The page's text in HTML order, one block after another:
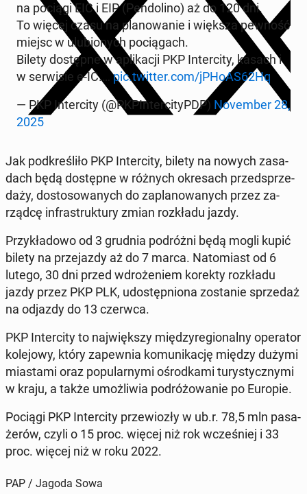
na pociągi EIC i EIP (Pen­do­li­no) aż do 120 dni.
To więcej czasu na pla­no­wa­nie i większa pewność
miejsc w ulu­bio­nych po­cią­gach.
Bilety do­stęp­ne w apli­ka­cji PKP In­ter­ci­ty, kasach i
w ser­wi­sie e-IC.…pic.twitter.com/jPHoAS62Hq
— PKP In­ter­ci­ty (@PKPIn­ter­ci­tyPDP) No­vem­ber 28,
2025
Jak pod­kre­śli­ło PKP In­ter­ci­ty, bilety na nowych za­sa­
dach będą do­stęp­ne w różnych okre­sach przed­sprze­
da­ży, do­sto­so­wa­nych do za­pla­no­wa­nych przez za­
rząd­cę in­fra­struk­tu­ry zmian roz­kła­du jazdy.
Przy­kła­do­wo od 3 grudnia po­dróż­ni będą mogli kupić
bilety na prze­jaz­dy aż do 7 marca. Na­to­miast od 6
lutego, 30 dni przed wdro­że­niem korekty roz­kła­du
jazdy przez PKP PLK, udo­stęp­nio­na zo­sta­nie sprze­daż
na odjazdy do 13 czerwca.
PKP In­ter­ci­ty to naj­więk­szy mię­dzy­re­gio­nal­ny ope­ra­tor
ko­le­jo­wy, który za­pew­nia ko­mu­ni­ka­cję między dużymi
mia­sta­mi oraz po­pu­lar­ny­mi ośrod­ka­mi tu­ry­stycz­ny­mi
w kraju, a także umoż­li­wia po­dró­żo­wa­nie po Europie.
Pociągi PKP In­ter­ci­ty prze­wio­zły w ub.r. 78,5 mln pa­sa­
że­rów, czyli o 15 proc. więcej niż rok wcze­śniej i 33
proc. więcej niż w roku 2022.
PAP / Jagoda Sowa